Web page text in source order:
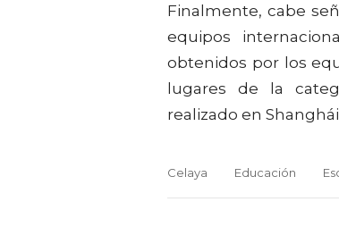
Finalmente, cabe
equipos
obtenidos por los
lugares de la
realizado en
Celaya Educación